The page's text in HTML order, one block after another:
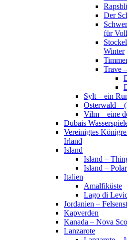
Der
für
Winter
Trave
Sylt – ein
Osterwald –
Vilm – eine
Dubais
Vereinigtes
Irland
Island
Island –
Island –
Italien
Amalfiküste
Lago di
Jordanien –
Kapverden
Kanada – Nova
Lanzarote